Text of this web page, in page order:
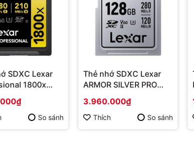
với dung lượng lớn một cách an toàn và nhanh chóng.
SDXC Lexar
1800x
So sánh
Thẻ nhớ SDXC Lexar
ARMOR SILVER PRO
3.960.000₫
Thích So sánh